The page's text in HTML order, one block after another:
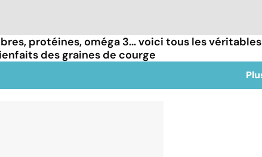
protéines, oméga 3... voici tous les véritables
des graines de courge